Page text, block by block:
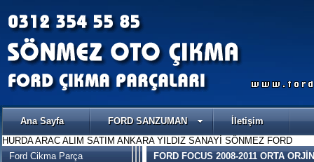
Ana Sayfa FORD SANZUMAN
İletişim
HURDA ARAC ALIM SATIM ANKARA YILDIZ SANAYİ SÖNMEZ FORD
Ford Cikma Parça
FORD FOCUS 2008-2011 ORTA